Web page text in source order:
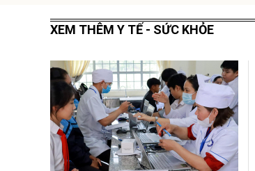
XEM THÊM Y TẾ - SỨC KHỎE